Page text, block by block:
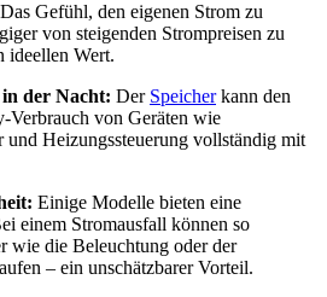
Das Gefühl, den eigenen Strom zu
von steigenden Strompreisen zu
ideellen Wert.
der Nacht: Der Speicherkann den
Verbrauch von Geräten wie
Heizungssteuerung vollständig mit
Einige Modelle bieten eine
einem Stromausfall können so
wie die Beleuchtung oder der
– ein unschätzbarer Vorteil.